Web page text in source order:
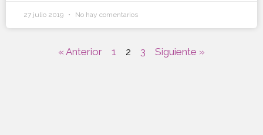
27 julio 2019 No hay comentarios
« Anterior 1 2 3 Siguiente »